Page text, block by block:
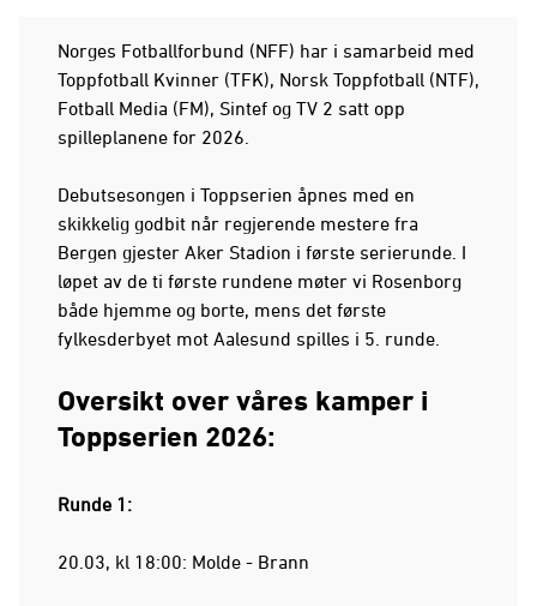
Norges Fotballforbund (NFF) har i samarbeid med
Toppfotball Kvinner (TFK), Norsk Toppfotball (NTF),
Fotball Media (FM), Sintef og TV 2 satt opp
spilleplanene for 2026.
Debutsesongen i Toppserien åpnes med en
skikkelig godbit når regjerende mestere fra
Bergen gjester Aker Stadion i første serierunde. I
løpet av de ti første rundene møter vi Rosenborg
både hjemme og borte, mens det første
fylkesderbyet mot Aalesund spilles i 5. runde.
Oversikt over våres kamper i
Toppserien 2026:
Runde 1:
20.03, kl 18:00: Molde - Brann